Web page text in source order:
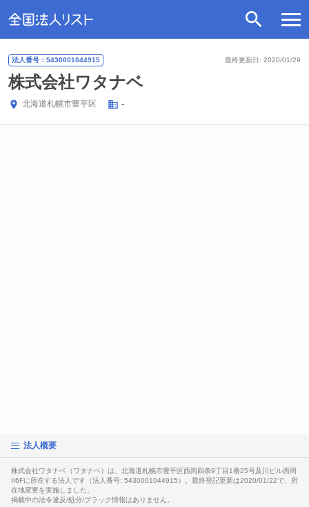
最終更新日: 2020/01/29
法人番号：5430001044915
株式会社ワタナベ
北海道札幌市豊平区 -
法人概要
株式会社ワタナベ（ワタナベ）は、北海道札幌市豊平区西岡四条9丁目1番25号及川ビル西岡
II6Fに所在する法人です（法人番号: 5430001044915）。最終登記更新は2020/01/22で、所
在地変更を実施しました。
掲載中の法令違反/処分/ブラック情報はありません。